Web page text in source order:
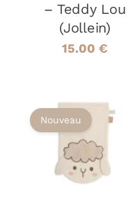
– Teddy Lou
(Jollein)
15.00 €
AJOUTER AU
PANIER
/
DÉTAILS
Nouveau